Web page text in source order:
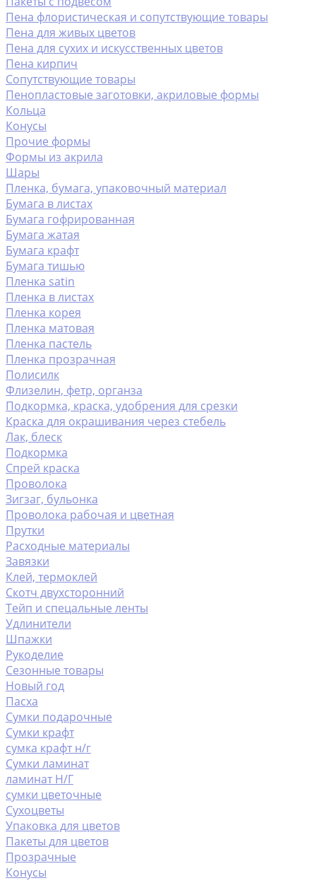
Пена флористическая и сопутствующие товары
Пена для живых цветов
Пена для сухих и искусственных цветов
Пена кирпич
Сопутствующие товары
Пенопластовые заготовки, акриловые формы
Кольца
Конусы
Прочие формы
Формы из акрила
Шары
Пленка, бумага, упаковочный материал
Бумага в листах
Бумага гофрированная
Бумага жатая
Бумага крафт
Бумага тишью
Пленка satin
Пленка в листах
Пленка корея
Пленка матовая
Пленка пастель
Пленка прозрачная
Полисилк
Флизелин, фетр, органза
Подкормка, краска, удобрения для срезки
Краска для окрашивания через стебель
Лак, блеск
Подкормка
Спрей краска
Проволока
Зигзаг, бульонка
Проволока рабочая и цветная
Прутки
Расходные материалы
Завязки
Клей, термоклей
Скотч двухсторонний
Тейп и спецальные ленты
Удлинители
Шпажки
Рукоделие
Сезонные товары
Новый год
Пасха
Сумки подарочные
Сумки крафт
сумка крафт н/г
Сумки ламинат
ламинат Н/Г
сумки цветочные
Сухоцветы
Упаковка для цветов
Пакеты для цветов
Прозрачные
Конусы